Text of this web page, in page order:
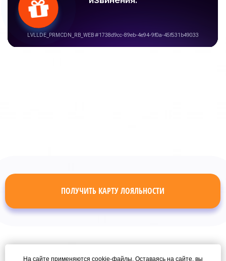
ПОЛУЧИТЬ КАРТУ ЛОЯЛЬНОСТИ
На сайте применяются cookie-файлы. Оставаясь на сайте, вы